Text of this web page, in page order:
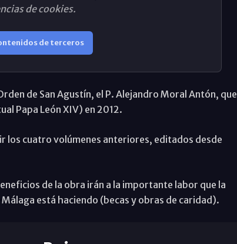
de cookies.
de terceros
de San Agustín, el P. Alejandro Moral Antón, que
Papa León XIV) en 2012.
los cuatro volúmenes anteriores, editados desde
de la obra irán a la importante labor que la
está haciendo (becas y obras de caridad).